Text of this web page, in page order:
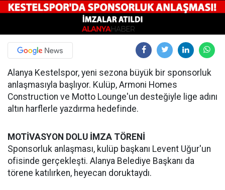
Alanya Kestelspor, yeni sezona büyük bir sponsorluk
anlaşmasıyla başlıyor. Kulüp, Armoni Homes
Construction ve Motto Lounge'un desteğiyle lige adını
altın harflerle yazdırma hedefinde.
MOTİVASYON DOLU İMZA TÖRENİ
Sponsorluk anlaşması, kulüp başkanı Levent Uğur'un
ofisinde gerçekleşti. Alanya Belediye Başkanı da
törene katılırken, heyecan doruktaydı.